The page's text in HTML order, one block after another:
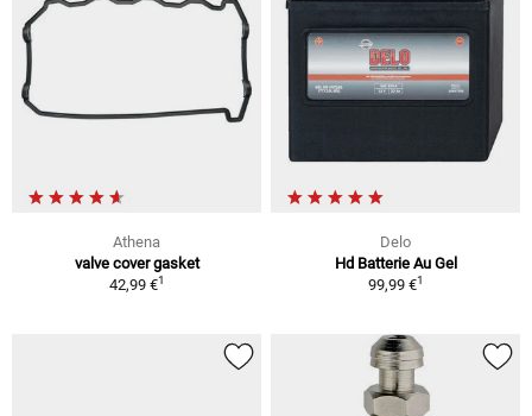
Athena
valve cover gasket
42,99 €1
Delo
Hd Batterie Au Gel
99,99 €1